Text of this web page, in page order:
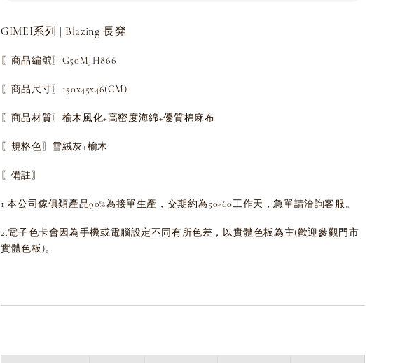
GIMEI系列 | Blazing 長凳
〖商品編號〗G50MJH866
〖商品尺寸〗150x45x46(CM)
〖商品材質〗榆木風化+高密度海綿+優質棉麻布
〖規格色〗雪絨灰+榆木
〖備註〗
1.本公司傢俱類產品90%為接單生產，交期約為50-60工作天，急單請洽詢客服。
2.電子色卡會因為手機或電腦設定不同有所色差，以實體色板為主(歡迎參觀門市
實體色板)。